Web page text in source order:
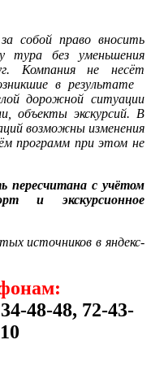
собой право вносить
тура без уменьшения
Компания не несёт
в результате
дорожной ситуации
объекты экскурсий. В
возможны изменения
программ при этом не
пересчитана с учётом
и экскурсионное
источников в яндекс-
48-48, 72-43-